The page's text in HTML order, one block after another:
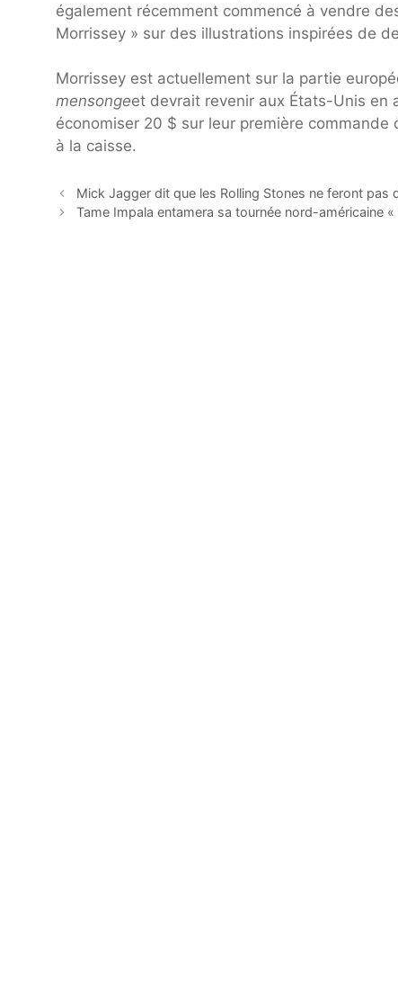
également récemment commencé à vendre
Morrissey » sur des illustrations inspirées de
Morrissey est actuellement sur la partie
mensongeet devrait revenir aux États-Unis en
économiser 20 $ sur leur première
à la caisse.
Mick Jagger dit que les Rolling Stones ne feront pas
Tame Impala entamera sa tournée nord-américaine